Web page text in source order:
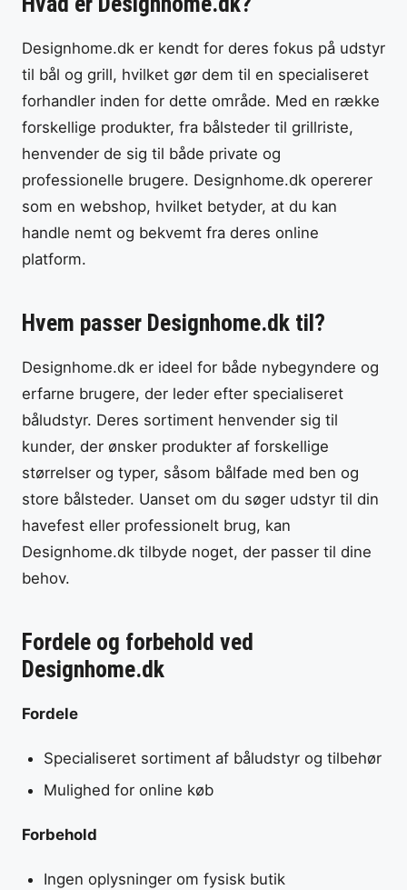
Designhome.dk er kendt for deres fokus på udstyr
til bål og grill, hvilket gør dem til en specialiseret
forhandler inden for dette område. Med en række
forskellige produkter, fra bålsteder til grillriste,
henvender de sig til både private og
professionelle brugere. Designhome.dk opererer
som en webshop, hvilket betyder, at du kan
handle nemt og bekvemt fra deres online
platform.
Hvem passer Designhome.dk til?
Designhome.dk er ideel for både nybegyndere og
erfarne brugere, der leder efter specialiseret
båludstyr. Deres sortiment henvender sig til
kunder, der ønsker produkter af forskellige
størrelser og typer, såsom bålfade med ben og
store bålsteder. Uanset om du søger udstyr til din
havefest eller professionelt brug, kan
Designhome.dk tilbyde noget, der passer til dine
behov.
Fordele og forbehold ved
Designhome.dk
Fordele
Specialiseret sortiment af båludstyr og tilbehør
Mulighed for online køb
Forbehold
Ingen oplysninger om fysisk butik